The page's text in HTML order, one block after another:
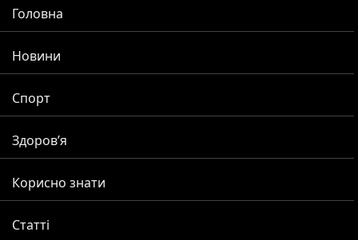
Головна
Новини
Спорт
Здоров’я
Корисно знати
Статті